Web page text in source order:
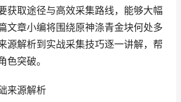
获取途径与高效采集路线，能够大幅
文章小编将围绕原神涤青金块何处多
源解析到实战采集技巧逐一讲解，帮
色突破。
来源解析